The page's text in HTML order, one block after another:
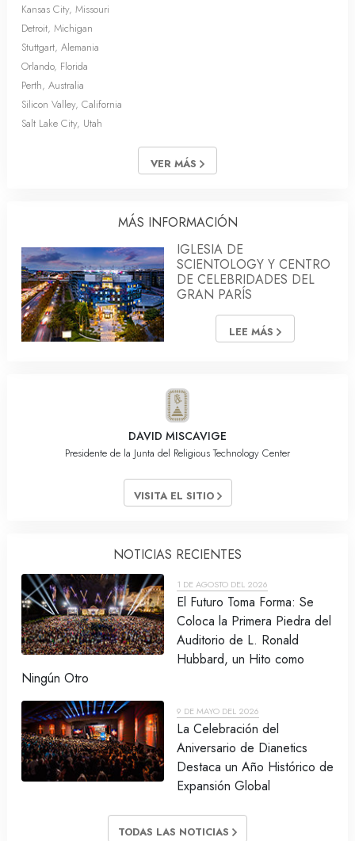
Kansas City, Missouri
Detroit, Michigan
Stuttgart, Alemania
Orlando, Florida
Perth, Australia
Silicon Valley, California
Salt Lake City, Utah
VER MÁS
MÁS INFORMACIÓN
IGLESIA DE
SCIENTOLOGY Y CENTRO
DE CELEBRIDADES DEL
GRAN PARÍS
LEE MÁS
DAVID MISCAVIGE
Presidente de la Junta del Religious Technology Center
VISITA EL SITIO
NOTICIAS RECIENTES
1 DE AGOSTO DEL 2026
El Futuro Toma Forma: Se
Coloca la Primera Piedra del
Auditorio de L. Ronald
Hubbard, un Hito como
Ningún Otro
9 DE MAYO DEL 2026
La Celebración del
Aniversario de Dianetics
Destaca un Año Histórico de
Expansión Global
TODAS LAS NOTICIAS